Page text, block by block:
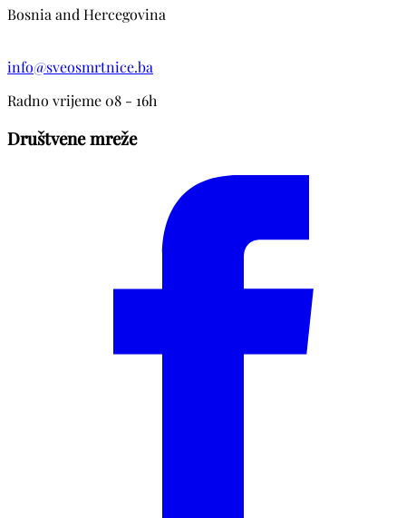
Bosnia and Hercegovina
info@sveosmrtnice.ba
Radno vrijeme 08 - 16h
Društvene mreže